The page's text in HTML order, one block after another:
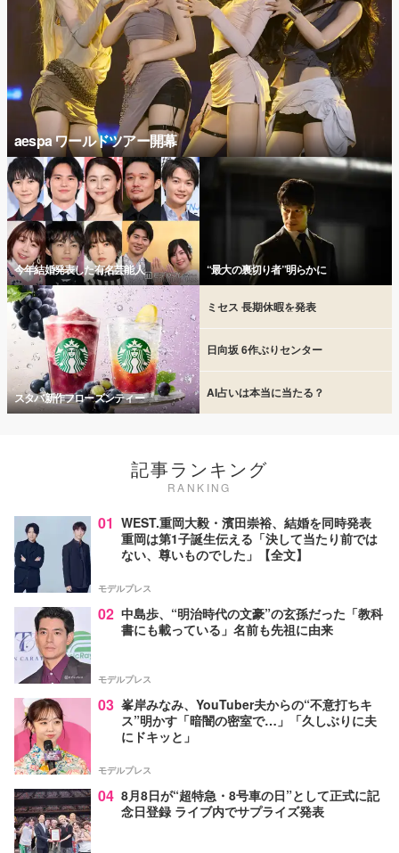
aespa ワールドツアー開幕
今年結婚発表した有名芸能人 “最大の裏切り者”明らかに
スタバ新作フローズンティー
ミセス 長期休暇を発表
日向坂 6作ぶりセンター
AI占いは本当に当たる？
記事ランキング
RANKING
01 WEST.重岡大毅・濱田崇裕、結婚を同時発表
重岡は第1子誕生伝える「決して当たり前では
ない、尊いものでした」【全文】
モデルプレス
02 中島歩、“明治時代の文豪”の玄孫だった「教科
書にも載っている」名前も先祖に由来
モデルプレス
03 峯岸みなみ、YouTuber夫からの“不意打ちキ
ス”明かす「暗闇の密室で…」「久しぶりに夫
にドキッと」
モデルプレス
04 8月8日が“超特急・8号車の日”として正式に記
念日登録 ライブ内でサプライズ発表